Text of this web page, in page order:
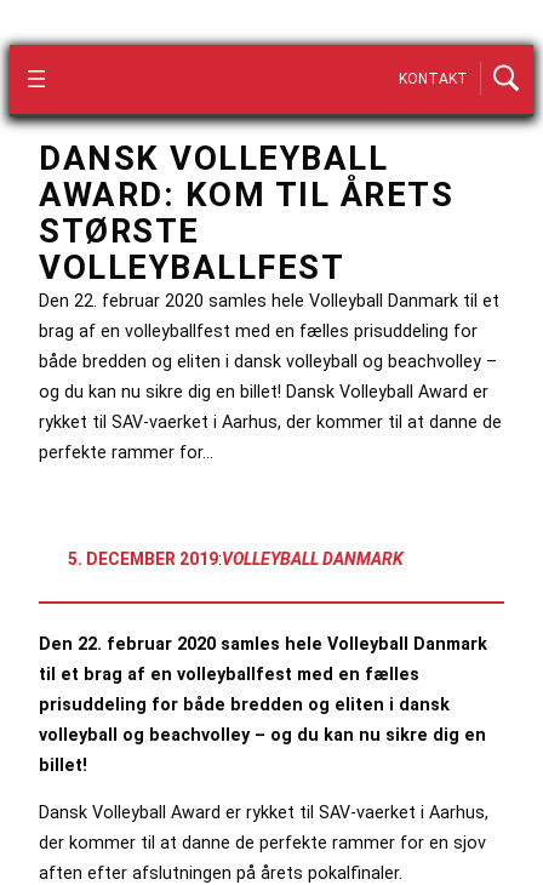
KONTAKT
DANSK VOLLEYBALL
AWARD: KOM TIL ÅRETS
STØRSTE
VOLLEYBALLFEST
Den 22. februar 2020 samles hele Volleyball Danmark til et
brag af en volleyballfest med en fælles prisuddeling for
både bredden og eliten i dansk volleyball og beachvolley –
og du kan nu sikre dig en billet! Dansk Volleyball Award er
rykket til SAV-vaerket i Aarhus, der kommer til at danne de
perfekte rammer for…
5. DECEMBER 2019:VOLLEYBALL DANMARK
Den 22. februar 2020 samles hele Volleyball Danmark
til et brag af en volleyballfest med en fælles
prisuddeling for både bredden og eliten i dansk
volleyball og beachvolley – og du kan nu sikre dig en
billet!
Dansk Volleyball Award er rykket til SAV-vaerket i Aarhus,
der kommer til at danne de perfekte rammer for en sjov
aften efter afslutningen på årets pokalfinaler.